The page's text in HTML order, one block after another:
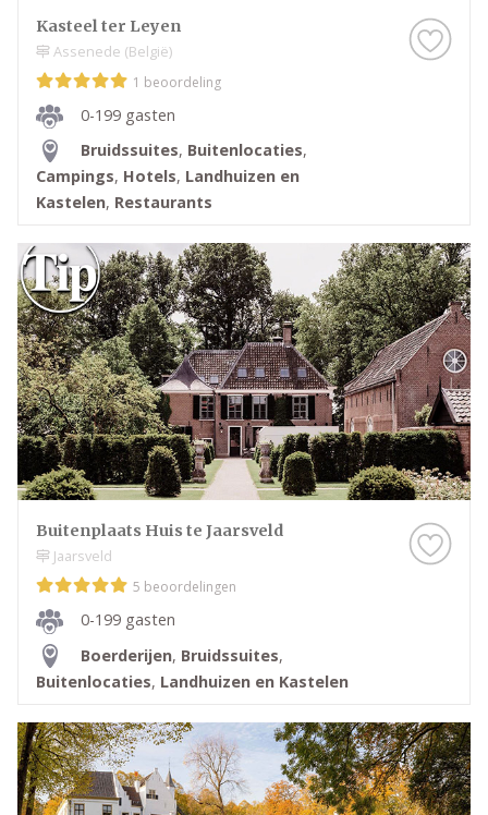
Kasteel ter Leyen
Assenede (België)
1 beoordeling
0-199 gasten
Bruidssuites, Buitenlocaties,
Campings, Hotels, Landhuizen en
Kastelen, Restaurants
Buitenplaats Huis te Jaarsveld
Jaarsveld
5 beoordelingen
0-199 gasten
Boerderijen, Bruidssuites,
Buitenlocaties, Landhuizen en Kastelen